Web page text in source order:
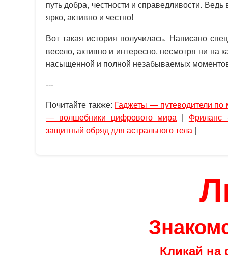
путь добра, честности и справедливости.
ярко, активно и честно!
Вот такая история получилась. Написано
весело, активно и интересно, несмотря ни на
насыщенной и полной незабываемых
---
Почитайте также: Гаджеты — путеводители по
— волшебники цифрового мира
защитный обряд для астрального тела
Кликай на